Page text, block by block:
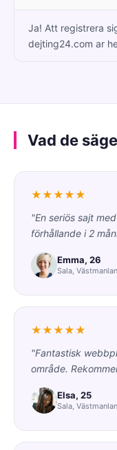
Ja! Att registrera
dejting24.com ar
Vad de
★★★★★
"En seriös sajt
förhållande i 2
Emma, 26
Sala,
★★★★★
"Fantastisk
område.
Elsa, 25
Sala,